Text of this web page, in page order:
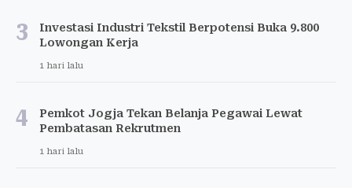
3
Investasi Industri Tekstil Berpotensi Buka 9.800
Lowongan Kerja
1 hari lalu
4
Pemkot Jogja Tekan Belanja Pegawai Lewat
Pembatasan Rekrutmen
1 hari lalu